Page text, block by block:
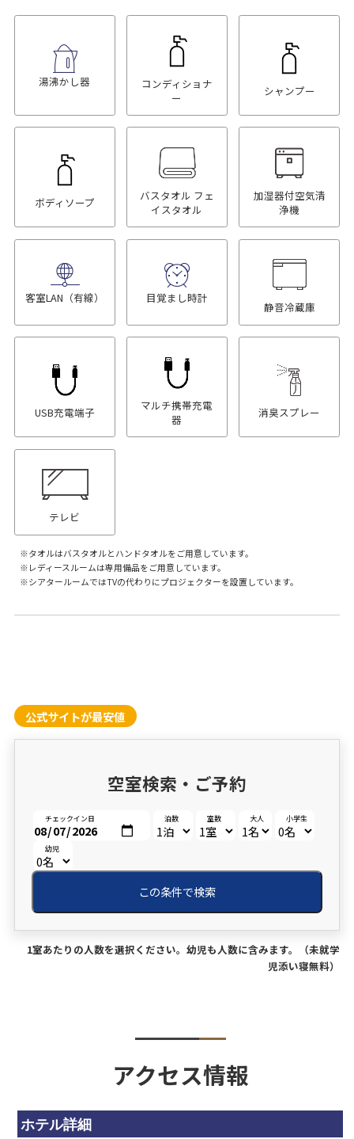
湯沸かし器
コンディショナ
ー
シャンプー
ボディソープ
バスタオル フェ
イスタオル
加湿器付空気清
浄機
客室LAN（有線） 目覚まし時計
静音冷蔵庫
USB充電端子
マルチ携帯充電
器
消臭スプレー
テレビ
タオルはバスタオルとハンドタオルをご用意しています。
レディースルームは専用備品をご用意しています。
シアタールームではTVの代わりにプロジェクターを設置しています。
公式サイトが最安値
空室検索・ご予約
チェックイン日 泊数 室数 大人 小学生
幼児
この条件で検索
1室あたりの人数を選択ください。幼児も人数に含みます。（未就学
児添い寝無料）
アクセス情報